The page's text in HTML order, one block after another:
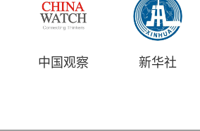
中国观察 新华社